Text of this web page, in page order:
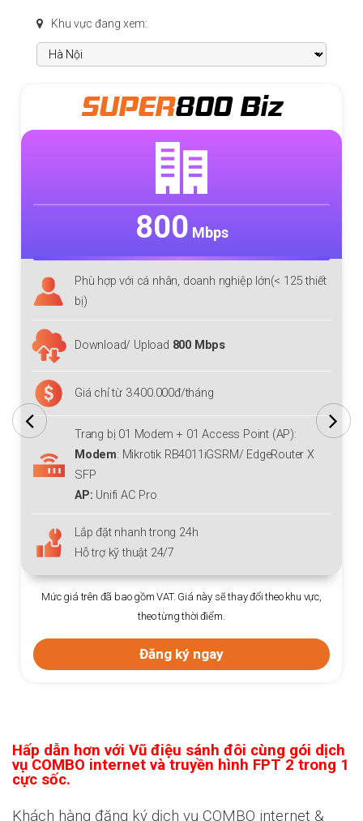
Khu vực đang xem:
SUPER800 Biz
800 Mbps
Phù hợp với cá nhân, doanh nghiệp lớn(< 125 thiết
bị)
Download/ Upload 800 Mbps
Giá chỉ từ 3.400.000đ/tháng
Trang bị 01 Modem + 01 Access Point (AP):
Modem: Mikrotik RB4011iGSRM/ EdgeRouter X
SFP
AP: Unifi AC Pro
Lắp đặt nhanh trong 24h
Hỗ trợ kỹ thuật 24/7
Mức giá trên đã bao gồm VAT. Giá này sẽ thay đổi theo khu vực,
theo từng thời điểm.
Đăng ký ngay
Hấp dẫn hơn với Vũ điệu sánh đôi cùng gói dịch
vụ COMBO internet và truyền hình FPT 2 trong 1
cực sốc.
Khách hàng đăng ký dịch vụ COMBO internet &